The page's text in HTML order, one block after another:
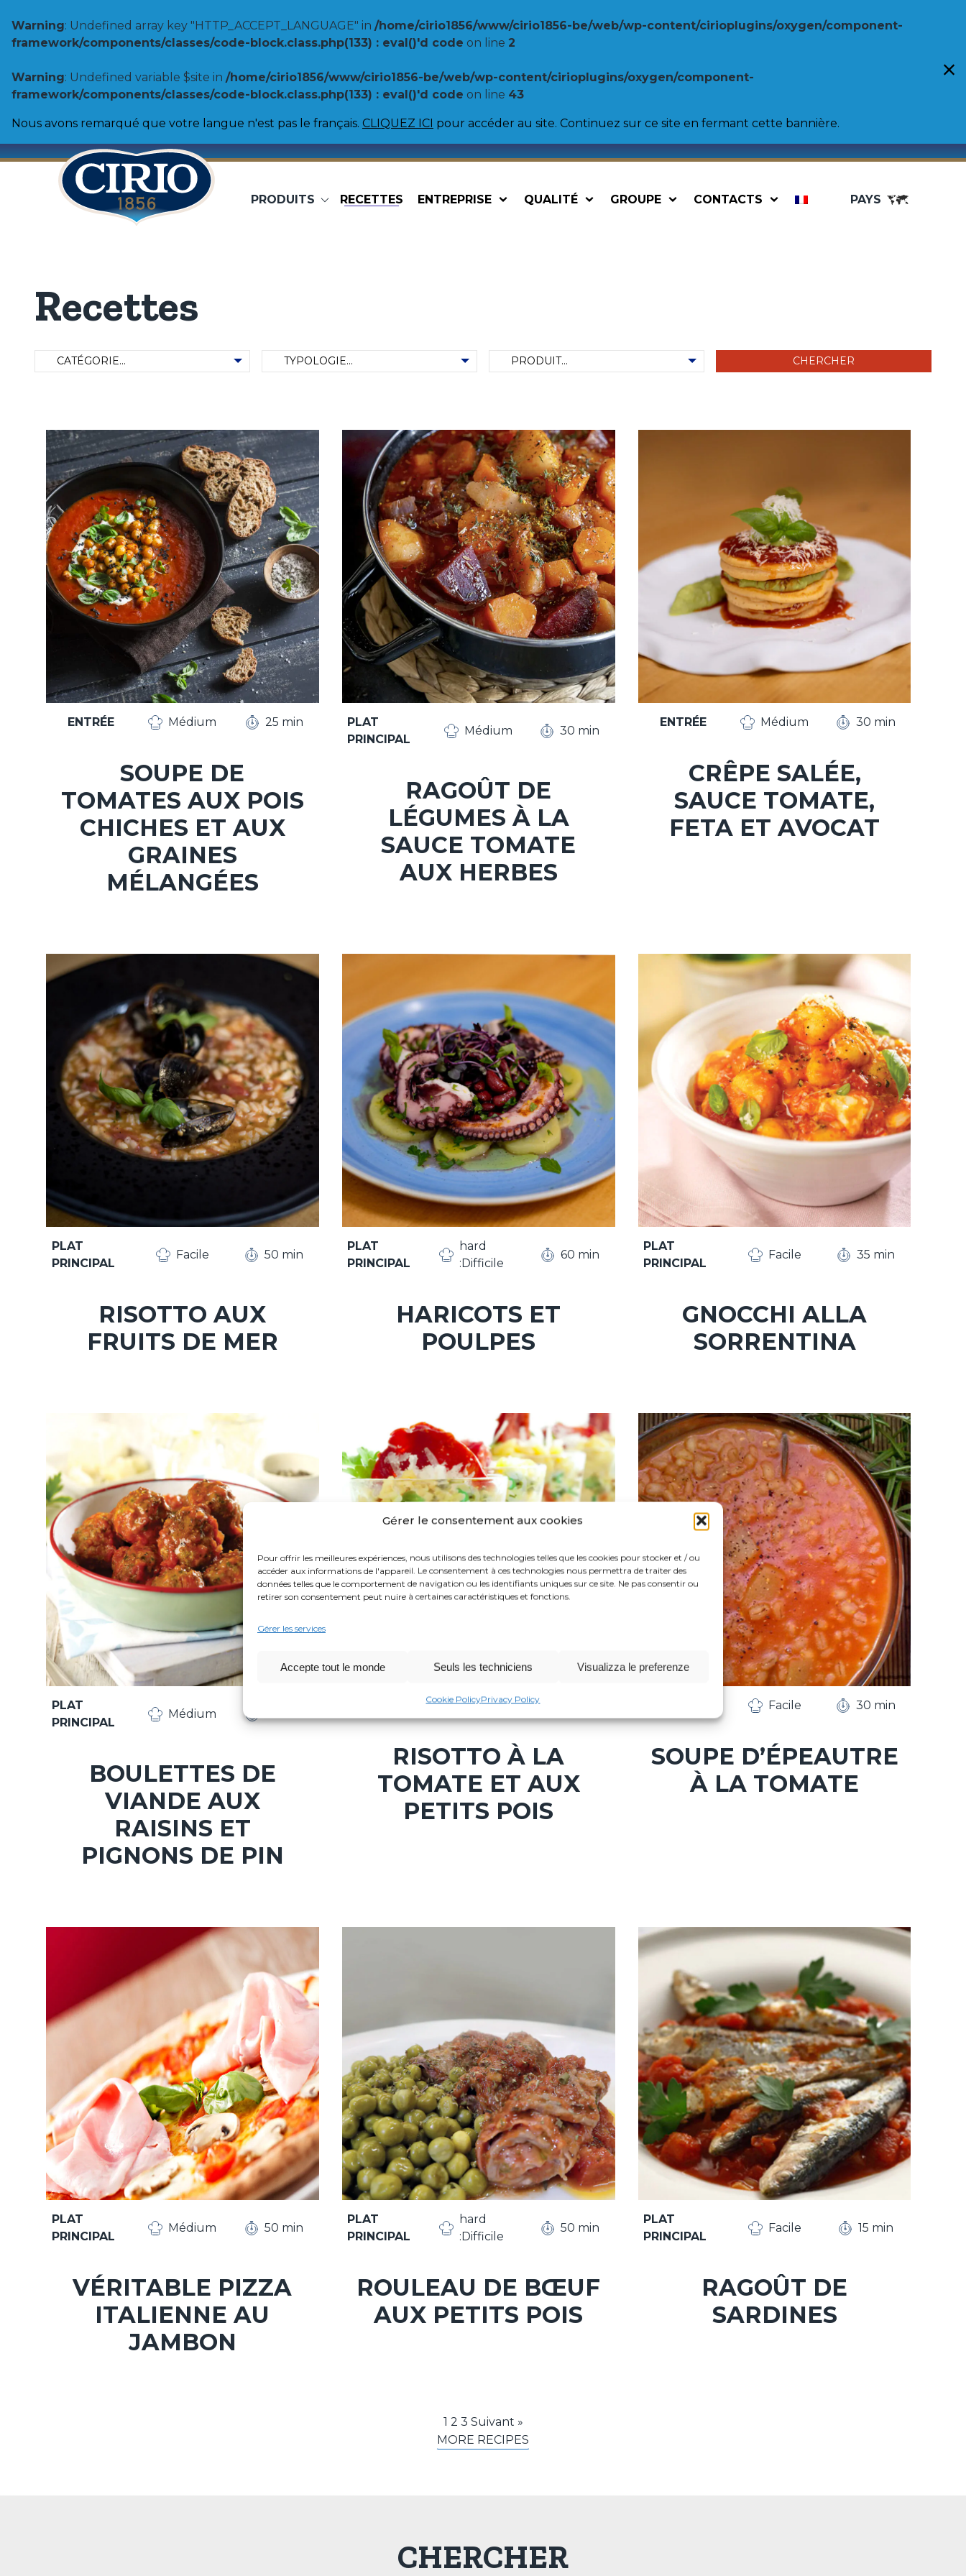
Gérer le consentement aux cookies
Pour offrir les meilleures expériences, nous utilisons des technologies telles que les cookies pour stocker et / ou
accéder aux informations de l'appareil. Le consentement à ces technologies nous permettra de traiter des
données telles que le comportement de navigation ou les identifiants uniques sur ce site. Ne pas consentir ou
retirer son consentement peut nuire à certaines caractéristiques et fonctions.
Gérer les services
Accepte tout le monde Seuls les techniciens Visualizza le preferenze
Cookie PolicyPrivacy Policy
Warning: Undefined array key "HTTP_ACCEPT_LANGUAGE" in /home/cirio1856/www/cirio1856-be/web/wp-content/cirioplugins/oxygen/component-
framework/components/classes/code-block.class.php(133) : eval()'d code on line 2
Warning: Undefined variable $site in /home/cirio1856/www/cirio1856-be/web/wp-content/cirioplugins/oxygen/component-
framework/components/classes/code-block.class.php(133) : eval()'d code on line 43
Nous avons remarqué que votre langue n'est pas le français. CLIQUEZ ICI pour accéder au site. Continuez sur ce site en fermant cette bannière.
PRODUITS
Tomates
Tomates entières pelées
Double concentré de
Spécialités Légumineuses Professionnel
Pizza sauce
RECETTES ENTREPRISE QUALITÉ GROUPE CONTACTS PAYS
Recettes
Catégorie de recette Typologie des recettes Produit d'occasion
ENTRÉE Médium 25 min
SOUPE DE
TOMATES AUX POIS
CHICHES ET AUX
GRAINES
MÉLANGÉES
PLAT
PRINCIPAL
Médium 30 min
RAGOÛT DE
LÉGUMES À LA
SAUCE TOMATE
AUX HERBES
ENTRÉE Médium 30 min
CRÊPE SALÉE,
SAUCE TOMATE,
FETA ET AVOCAT
PLAT
PRINCIPAL
Facile 50 min
RISOTTO AUX
FRUITS DE MER
PLAT
PRINCIPAL
hard
:Difficile
60 min
HARICOTS ET
POULPES
PLAT
PRINCIPAL
Facile 35 min
GNOCCHI ALLA
SORRENTINA
PLAT
PRINCIPAL
Médium
BOULETTES DE
VIANDE AUX
RAISINS ET
PIGNONS DE PIN
Médium
RISOTTO À LA
TOMATE ET AUX
PETITS POIS
Facile 30 min
SOUPE D’ÉPEAUTRE
À LA TOMATE
PLAT
PRINCIPAL
Médium 50 min
VÉRITABLE PIZZA
ITALIENNE AU
JAMBON
PLAT
PRINCIPAL
hard
:Difficile
50 min
ROULEAU DE BŒUF
AUX PETITS POIS
PLAT
PRINCIPAL
Facile 15 min
RAGOÛT DE
SARDINES
1 2 3 Suivant »
MORE RECIPES
CHERCHER